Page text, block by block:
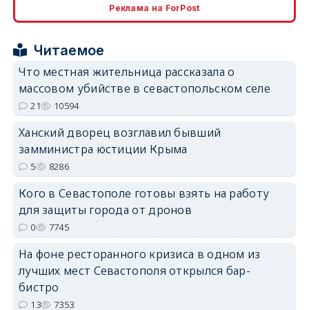
Реклама на ForPost
Читаемое
Что местная жительница рассказала о
массовом убийстве в севастопольском селе
21 10594
Ханский дворец возглавил бывший
замминистра юстиции Крыма
5 8286
Кого в Севастополе готовы взять на работу
для защиты города от дронов
0 7745
На фоне ресторанного кризиса в одном из
лучших мест Севастополя открылся бар-
бистро
13 7353